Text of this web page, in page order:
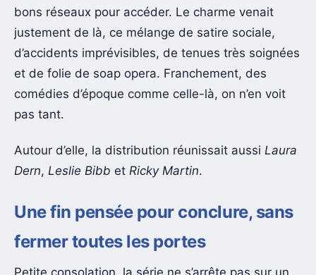
bons réseaux pour accéder. Le charme venait
justement de là, ce mélange de satire sociale,
d’accidents imprévisibles, de tenues très soignées
et de folie de soap opera. Franchement, des
comédies d’époque comme celle-là, on n’en voit
pas tant.
Autour d’elle, la distribution réunissait aussi Laura
Dern, Leslie Bibb et Ricky Martin.
Une fin pensée pour conclure, sans
fermer toutes les portes